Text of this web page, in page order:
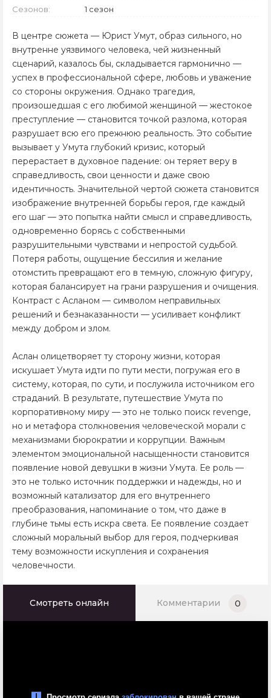
Сезонов:
1 сезон
В центре сюжета — Юрист Умут, образ сильного, но
внутренне уязвимого человека, чей жизненный
сценарий, казалось бы, складывается гармонично —
успех в профессиональной сфере, любовь и уважение
со стороны окружения. Однако трагедия,
произошедшая с его любимой женщиной — жестокое
преступление — становится точкой разлома, которая
разрушает всю его прежнюю реальность. Это событие
вызывает у Умута глубокий кризис, который
перерастает в духовное падение: он теряет веру в
справедливость, свои ценности и даже свою
идентичность. Значительной чертой сюжета становится
изображение внутренней борьбы героя, где каждый
его шаг — это попытка найти смысл и справедливость,
одновременно борясь с собственными
разрушительными чувствами и непростой судьбой.
Потеря работы, ощущение бессилия и желание
отомстить превращают его в темную, сложную фигуру,
которая балансирует на грани разрушения и очищения.
Контраст с Асланом — символом неправильных
решений и безнаказанности — усиливает конфликт
между добром и злом.
Аслан олицетворяет ту сторону жизни, которая
искушает Умута идти по пути мести, погружая его в
систему, которая, по сути, и послужила источником его
страданий. В результате, путешествие Умута по
корпоративному миру — это не только поиск revenge,
но и метафора столкновения человеческой морали с
механизмами бюрократии и коррупции. Важным
элементом эмоциональной насыщенности становится
появление новой девушки в жизни Умута. Ее роль —
это не только источник поддержки и надежды, но и
возможный катализатор для его внутреннего
преобразования, напоминание о том, что даже в
глубине тьмы есть искра света. Ее появление создает
сложный моральный выбор для героя, подчеркивая
тему возможности искупления и сохранения
человечности.
Смотреть онлайн Комментарии 0